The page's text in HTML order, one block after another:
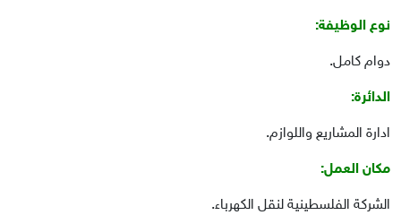
نوع الوظيفة:
دوام كامل.
الدائرة:
ادارة المشاريع واللوازم.
مكان العمل:
الشركة الفلسطينية لنقل الكهرباء.